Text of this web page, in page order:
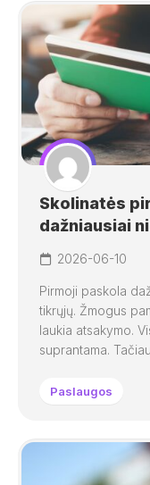
Skolinatės
dažniausiai
2026-06-10
Pirmoji paskola
tikrųjų. Žmogus
laukia atsakymo.
suprantama.
Paslaugos